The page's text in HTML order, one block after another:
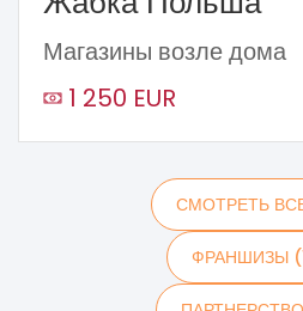
Магазины возле дома
1 250 EUR
СМОТРЕТЬ
ФРАНШИЗЫ